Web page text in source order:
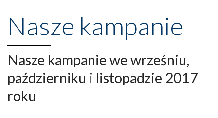
Nasze kampanie
Nasze kampanie we wrześniu,
październiku i listopadzie 2017
roku